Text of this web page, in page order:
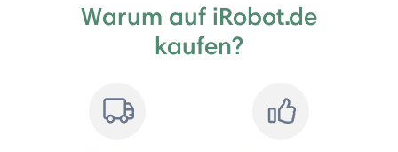
Warum auf iRobot.de
kaufen?